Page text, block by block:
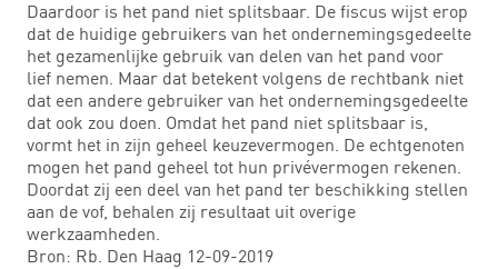
Daardoor is het pand niet splitsbaar. De fiscus wijst erop
dat de huidige gebruikers van het ondernemingsgedeelte
het gezamenlijke gebruik van delen van het pand voor
lief nemen. Maar dat betekent volgens de rechtbank niet
dat een andere gebruiker van het ondernemingsgedeelte
dat ook zou doen. Omdat het pand niet splitsbaar is,
vormt het in zijn geheel keuzevermogen. De echtgenoten
mogen het pand geheel tot hun privévermogen rekenen.
Doordat zij een deel van het pand ter beschikking stellen
aan de vof, behalen zij resultaat uit overige
werkzaamheden.
Bron: Rb. Den Haag 12-09-2019